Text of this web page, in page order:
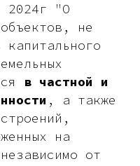
2024г "О
не
капитального
в частной и
, а также
на
от